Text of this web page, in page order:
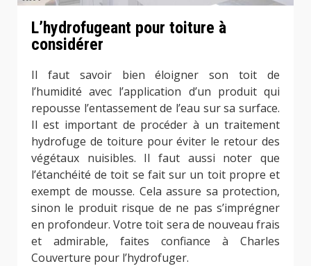
L’hydrofugeant pour toiture à
considérer
Il faut savoir bien éloigner son toit de
l’humidité avec l’application d’un produit qui
repousse l’entassement de l’eau sur sa surface.
Il est important de procéder à un traitement
hydrofuge de toiture pour éviter le retour des
végétaux nuisibles. Il faut aussi noter que
l’étanchéité de toit se fait sur un toit propre et
exempt de mousse. Cela assure sa protection,
sinon le produit risque de ne pas s’imprégner
en profondeur. Votre toit sera de nouveau frais
et admirable, faites confiance à Charles
Couverture pour l’hydrofuger.